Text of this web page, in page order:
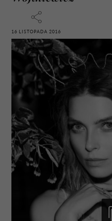
16 LISTOPADA 2016